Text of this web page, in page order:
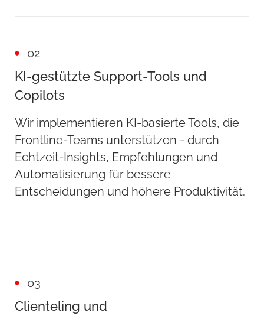
02
KI-gestützte Support-Tools und
Copilots
Wir implementieren KI-basierte Tools, die
Frontline-Teams unterstützen - durch
Echtzeit-Insights, Empfehlungen und
Automatisierung für bessere
Entscheidungen und höhere Produktivität.
03
Clienteling und